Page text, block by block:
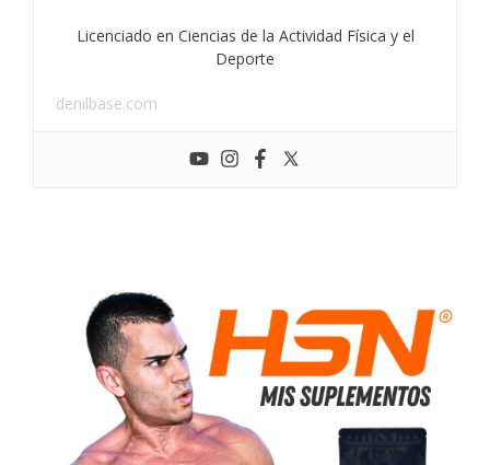
Licenciado en Ciencias de la Actividad Física y el
Deporte
denilbase.com